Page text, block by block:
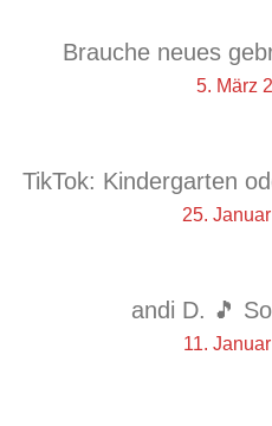
Brauche neues
5. März
TikTok: Kindergarten
25.
andi D. 🎵
11.